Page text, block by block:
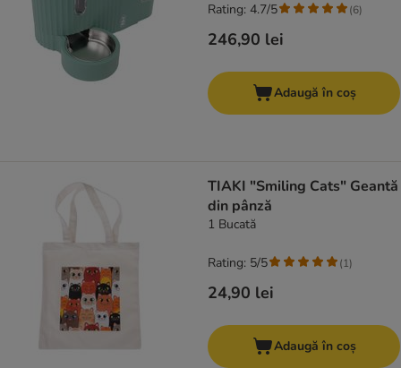
246,90 lei
Rating: 4.7/5 (6)
Adaugă în coș
TIAKI "Smiling Cats" Geantă
din pânză
1 Bucată
24,90 lei
Rating: 5/5 (1)
Adaugă în coș